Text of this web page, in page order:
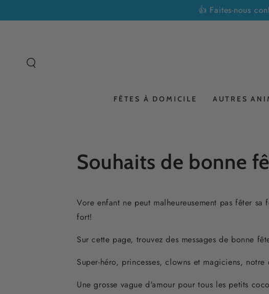
👍 Faites-nous
FÊTES À DOMICILE AUTRES
Souhaits de bonne
Vore enfant ne peut malheureusement pas fêter
fort!
Sur cette page, trouvez des messages de bonne
Super-héro, princesses, clowns et magiciens,
Une grosse vague d'amour pour tous les petits